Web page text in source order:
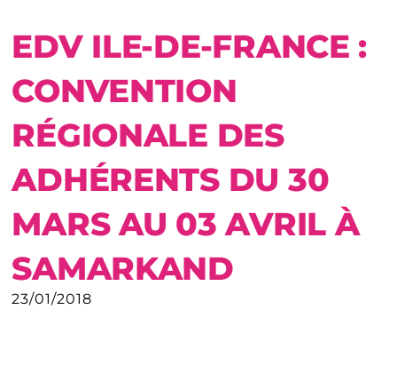
EDV ILE-DE-FRANCE :
CONVENTION
RÉGIONALE DES
ADHÉRENTS DU 30
MARS AU 03 AVRIL À
SAMARKAND
23/01/2018